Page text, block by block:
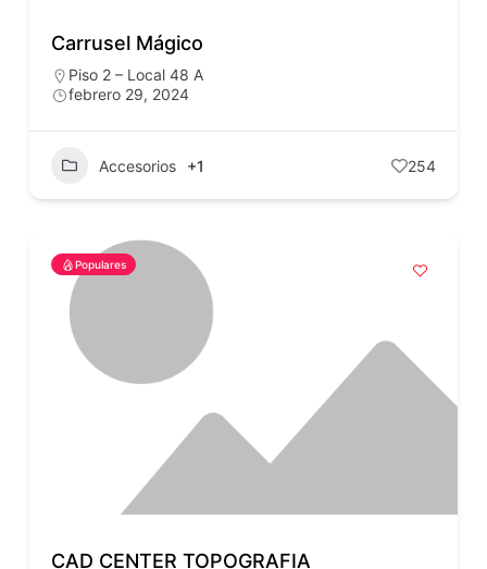
Carrusel Mágico
Piso 2 – Local 48 A
febrero 29, 2024
Accesorios +1 254
Populares
CAD CENTER TOPOGRAFIA